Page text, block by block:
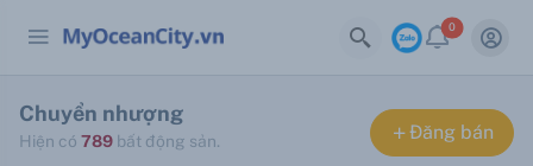
0
Chuyển nhượng
Hiện có 789 bất động sản. Đăng bán